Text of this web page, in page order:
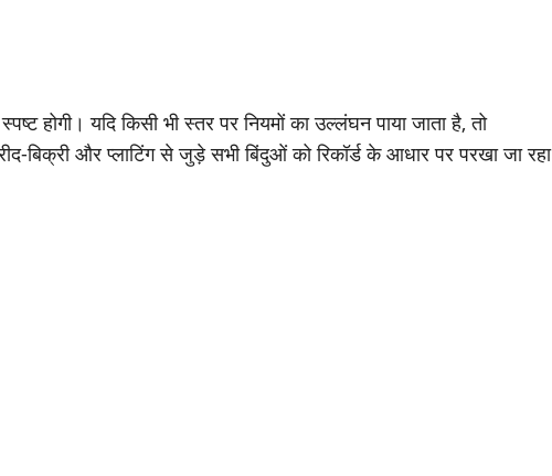
होगी। यदि किसी भी स्तर पर नियमों का उल्लंघन पाया जाता है, तो
बिक्री और प्लाटिंग से जुड़े सभी बिंदुओं को रिकॉर्ड के आधार पर परखा जा रहा